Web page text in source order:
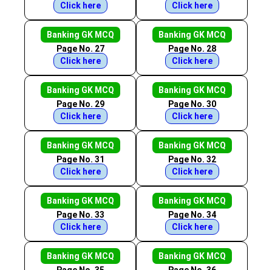
Click here
Click here
Banking GK MCQ
Page No. 27
Click here
Banking GK MCQ
Page No. 28
Click here
Banking GK MCQ
Page No. 29
Click here
Banking GK MCQ
Page No. 30
Click here
Banking GK MCQ
Page No. 31
Click here
Banking GK MCQ
Page No. 32
Click here
Banking GK MCQ
Page No. 33
Click here
Banking GK MCQ
Page No. 34
Click here
Banking GK MCQ
Banking GK MCQ